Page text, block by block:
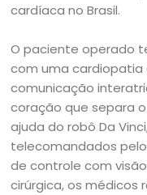
cardíaca no Brasil.
O paciente operado
com uma
comunicação
coração que separa
ajuda do robô Da
telecomandados
de controle com
cirúrgica, os médicos